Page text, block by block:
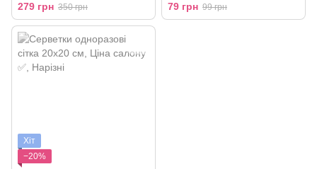
279 грн 350 грн 79 грн 99 грн
Хіт
−20%